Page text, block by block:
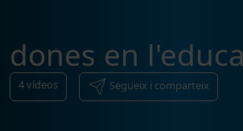
dones en
4vídeos Segueix i comparteix